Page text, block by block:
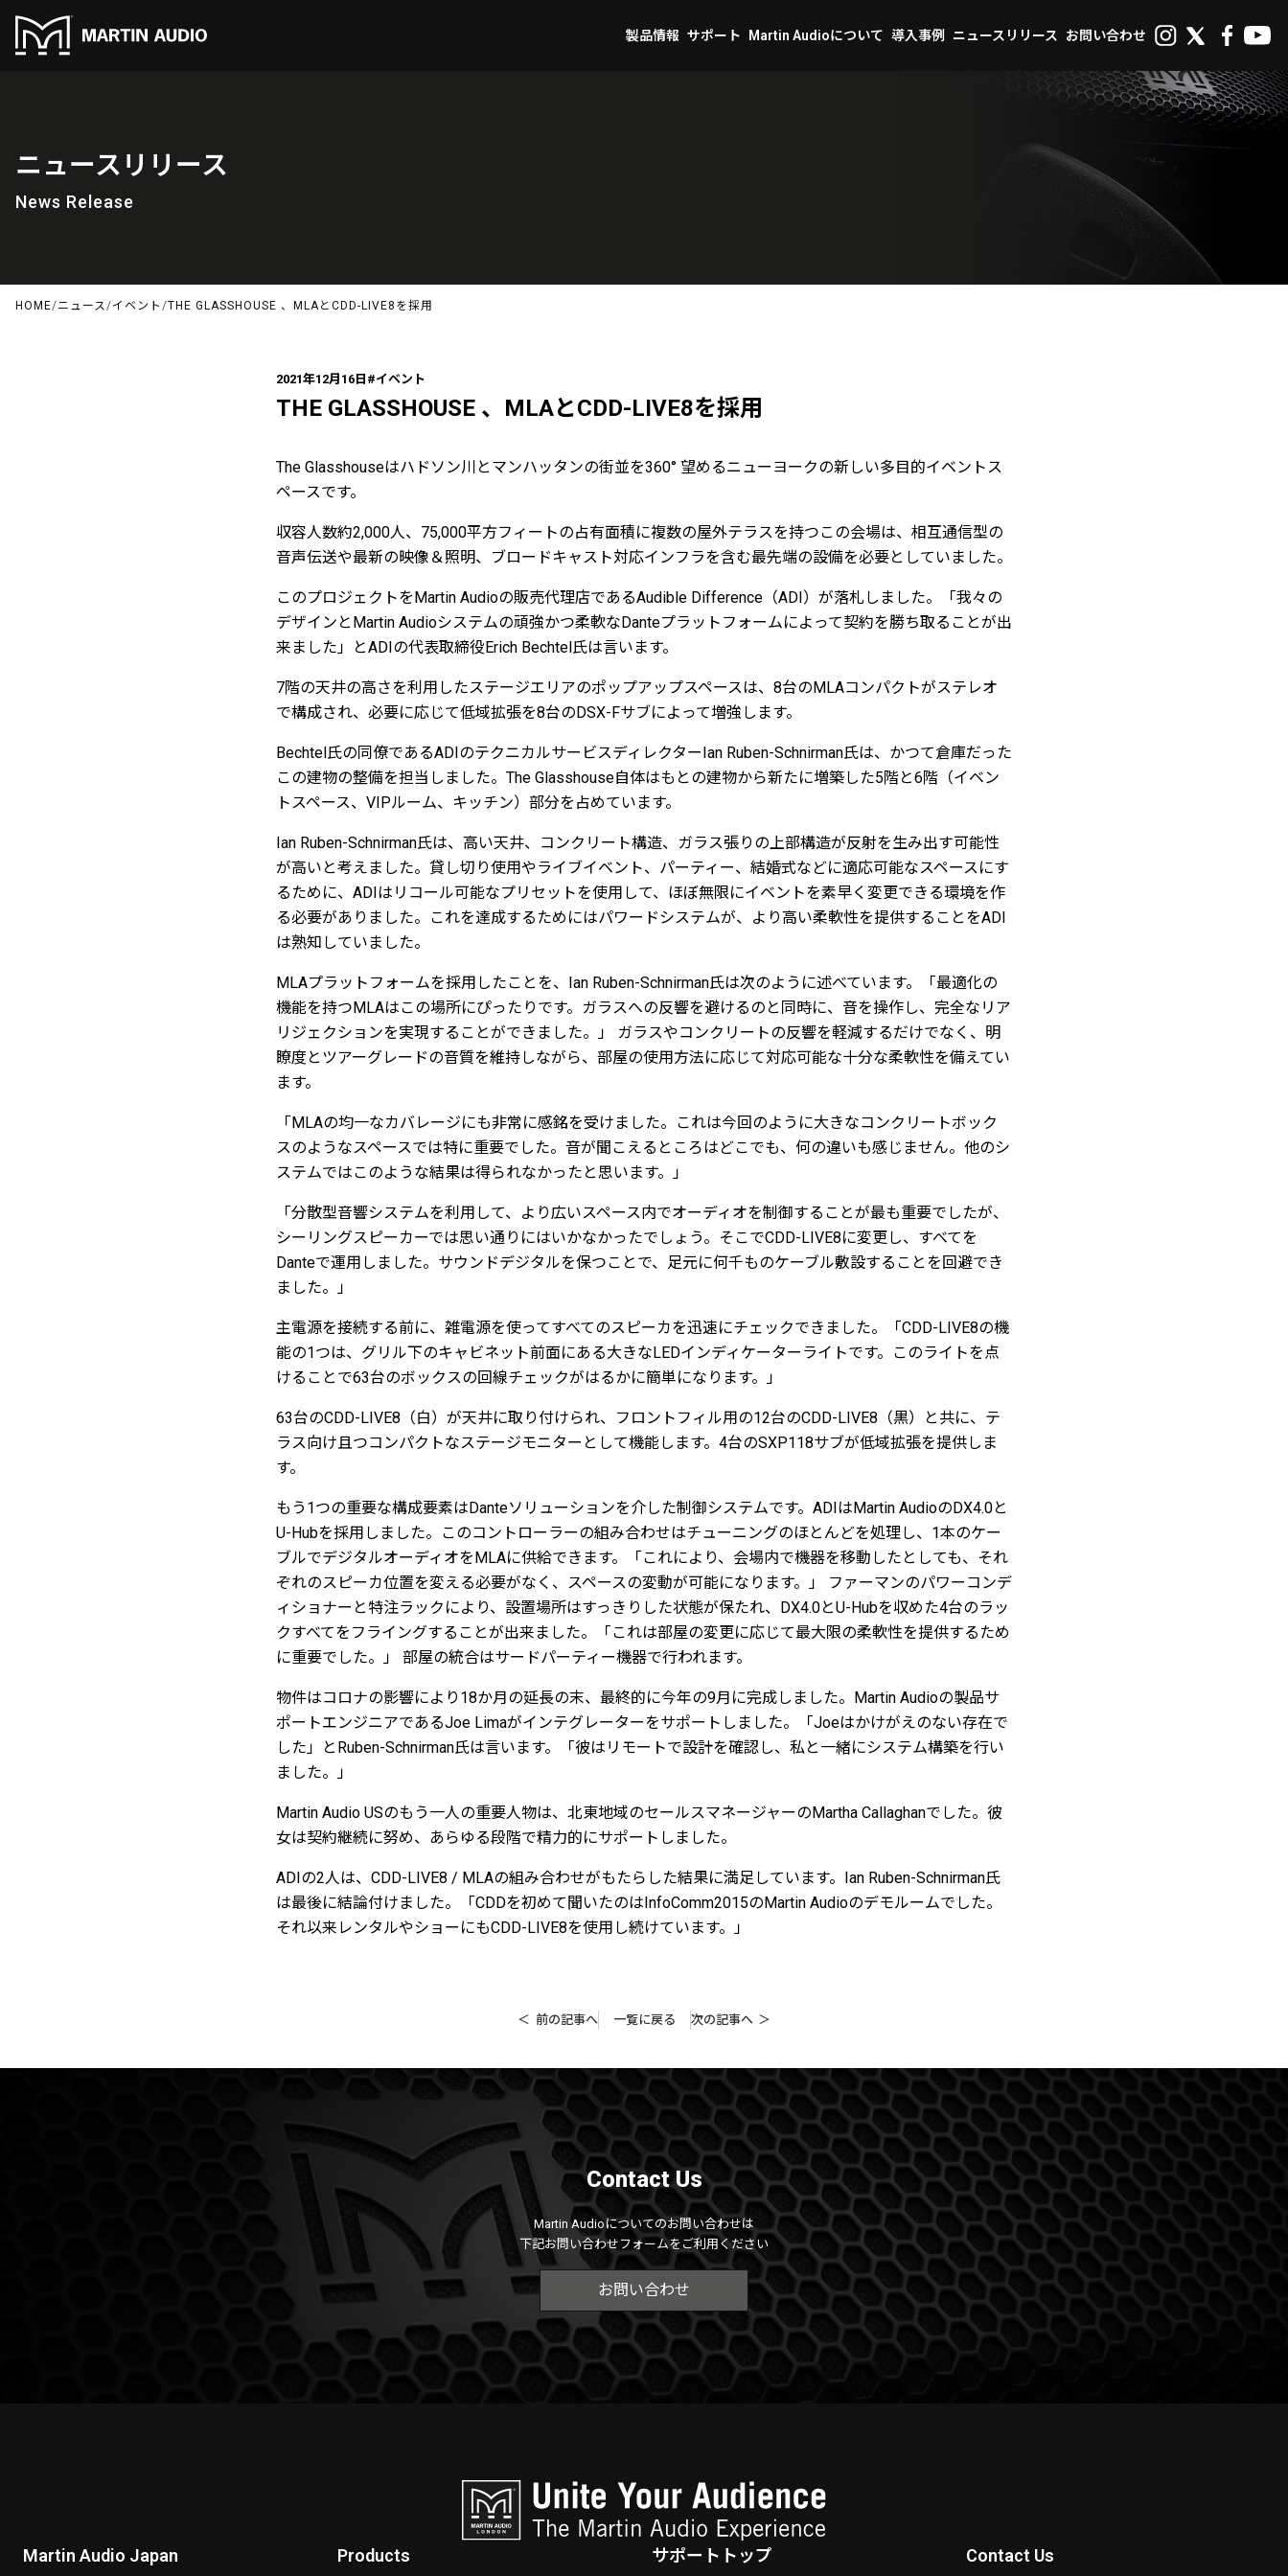
製品情報 サポート Martin Audioについて 導入事例 ニュースリリース お問い合わせ
ニュースリリース
News Release
HOME/ニュース/イベント /THE GLASSHOUSE 、MLAとCDD-LIVE8を採用
2021年12月16日 #イベント
THE GLASSHOUSE 、MLAとCDD-LIVE8を採用
The Glasshouseはハドソン川とマンハッタンの街並を360° 望めるニューヨークの新しい多目的イベントス
ペースです。
収容人数約2,000人、75,000平方フィートの占有面積に複数の屋外テラスを持つこの会場は、相互通信型の
音声伝送や最新の映像＆照明、ブロードキャスト対応インフラを含む最先端の設備を必要としていました。
このプロジェクトをMartin Audioの販売代理店であるAudible Difference（ADI）が落札しました。「我々の
デザインとMartin Audioシステムの頑強かつ柔軟なDanteプラットフォームによって契約を勝ち取ることが出
来ました」とADIの代表取締役Erich Bechtel氏は言います。
7階の天井の高さを利用したステージエリアのポップアップスペースは、8台のMLAコンパクトがステレオ
で構成され、必要に応じて低域拡張を8台のDSX-Fサブによって増強します。
Bechtel氏の同僚であるADIのテクニカルサービスディレクターIan Ruben-Schnirman氏は、かつて倉庫だった
この建物の整備を担当しました。The Glasshouse自体はもとの建物から新たに増築した5階と6階（イベン
トスペース、VIPルーム、キッチン）部分を占めています。
Ian Ruben-Schnirman氏は、高い天井、コンクリート構造、ガラス張りの上部構造が反射を生み出す可能性
が高いと考えました。貸し切り使用やライブイベント、パーティー、結婚式などに適応可能なスペースにす
るために、ADIはリコール可能なプリセットを使用して、ほぼ無限にイベントを素早く変更できる環境を作
る必要がありました。これを達成するためにはパワードシステムが、より高い柔軟性を提供することをADI
は熟知していました。
MLAプラットフォームを採用したことを、Ian Ruben-Schnirman氏は次のように述べています。「最適化の
機能を持つMLAはこの場所にぴったりです。ガラスへの反響を避けるのと同時に、音を操作し、完全なリア
リジェクションを実現することができました。」 ガラスやコンクリートの反響を軽減するだけでなく、明
瞭度とツアーグレードの音質を維持しながら、部屋の使用方法に応じて対応可能な十分な柔軟性を備えてい
ます。
「MLAの均一なカバレージにも非常に感銘を受けました。これは今回のように大きなコンクリートボック
スのようなスペースでは特に重要でした。音が聞こえるところはどこでも、何の違いも感じません。他のシ
ステムではこのような結果は得られなかったと思います。」
「分散型音響システムを利用して、より広いスペース内でオーディオを制御することが最も重要でしたが、
シーリングスピーカーでは思い通りにはいかなかったでしょう。そこでCDD-LIVE8に変更し、すべてを
Danteで運用しました。サウンドデジタルを保つことで、足元に何千ものケーブル敷設することを回避でき
ました。」
主電源を接続する前に、雑電源を使ってすべてのスピーカを迅速にチェックできました。「CDD-LIVE8の機
能の1つは、グリル下のキャビネット前面にある大きなLEDインディケーターライトです。このライトを点
けることで63台のボックスの回線チェックがはるかに簡単になります。」
63台のCDD-LIVE8（白）が天井に取り付けられ、フロントフィル用の12台のCDD-LIVE8（黒）と共に、テ
ラス向け且つコンパクトなステージモニターとして機能します。4台のSXP118サブが低域拡張を提供しま
す。
もう1つの重要な構成要素はDanteソリューションを介した制御システムです。ADIはMartin AudioのDX4.0と
U-Hubを採用しました。このコントローラーの組み合わせはチューニングのほとんどを処理し、1本のケー
ブルでデジタルオーディオをMLAに供給できます。「これにより、会場内で機器を移動したとしても、それ
ぞれのスピーカ位置を変える必要がなく、スペースの変動が可能になります。」 ファーマンのパワーコンデ
ィショナーと特注ラックにより、設置場所はすっきりした状態が保たれ、DX4.0とU-Hubを収めた4台のラッ
クすべてをフライングすることが出来ました。「これは部屋の変更に応じて最大限の柔軟性を提供するため
に重要でした。」 部屋の統合はサードパーティー機器で行われます。
物件はコロナの影響により18か月の延長の末、最終的に今年の9月に完成しました。Martin Audioの製品サ
ポートエンジニアであるJoe Limaがインテグレーターをサポートしました。「Joeはかけがえのない存在で
した」とRuben-Schnirman氏は言います。「彼はリモートで設計を確認し、私と一緒にシステム構築を行い
ました。」
Martin Audio USのもう一人の重要人物は、北東地域のセールスマネージャーのMartha Callaghanでした。彼
女は契約継続に努め、あらゆる段階で精力的にサポートしました。
ADIの2人は、CDD-LIVE8 / MLAの組み合わせがもたらした結果に満足しています。Ian Ruben-Schnirman氏
は最後に結論付けました。「CDDを初めて聞いたのはInfoComm2015のMartin Audioのデモルームでした。
それ以来レンタルやショーにもCDD-LIVE8を使用し続けています。」
前の記事へ 一覧に戻る 次の記事へ
Contact Us
Martin Audioについてのお問い合わせは
下記お問い合わせフォームをご利用ください
お問い合わせ
Martin Audio Japan Products サポートトップ Contact Us